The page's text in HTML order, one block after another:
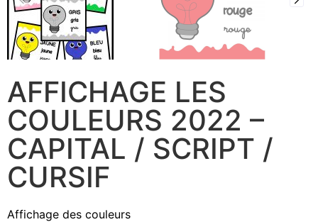
AFFICHAGE LES
COULEURS 2022 –
CAPITAL / SCRIPT /
CURSIF
Affichage des couleurs